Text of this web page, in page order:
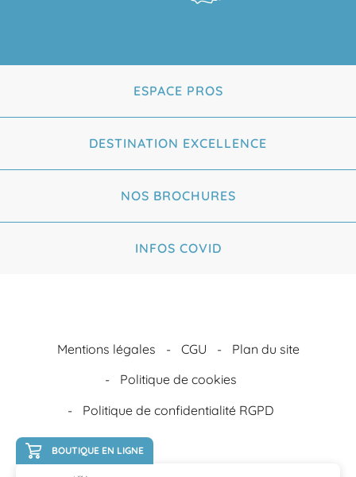
BOUTIQUE EN LIGNE
ESPACE PROS
DESTINATION EXCELLENCE
NOS BROCHURES
INFOS COVID
Mentions légales CGU
Plan du site
Politique de cookies
Politique de confidentialité RGPD